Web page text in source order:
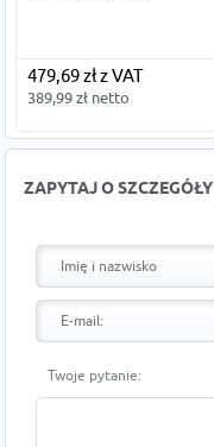
479,69 zł z VAT
389,99 zł netto
ZAPYTAJ O SZCZEGÓŁY
Twoje pytanie: